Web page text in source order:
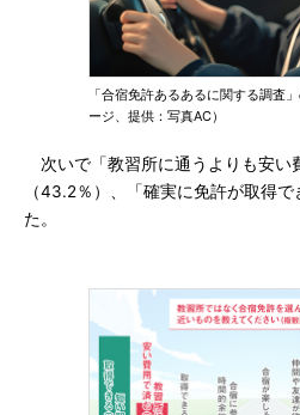
「合宿免許あるあるに関する調査
ージ、提供：写真AC）
次いで「教習所に通うよりも安い
（43.2％）、「確実に免許が取得
た。